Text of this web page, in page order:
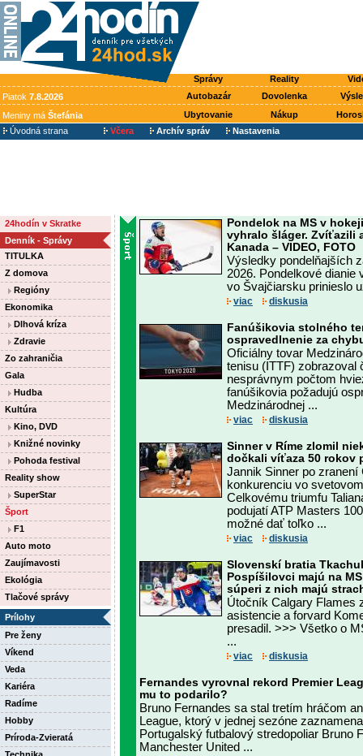
Správy Reality
Piatok 7.8.2026 Autobazár Dovolenka
Meniny má Štefánia Ubytovanie Nákup
Úvodná strana
Včera Archív správ Nastavenia
24hodín v Skratke
Denník - Správy
TITULKA
Z domova
Regióny
Ekonomika
Dlhová kríza
Zdravie
Zo zahraničia
Gala
Hudba
Kultúra
Kino, DVD
Knižné novinky
Pohoda festival
Reality show
SuperStar
Šport
F1
Auto moto
Zaujímavosti
Ekológia
Tlačové správy
Prílohy
Pre ženy
Víkend
Veda
Kariéra
Radíme
Hobby
Príroda-Zvieratá
Pondelok na MS v
vyhralo šláger. Zvíťazili
Kanada – VIDEO, FOTO
Výsledky pondelňajších
2026. Pondelkové dianie
vo Švajčiarsku prinieslo
viac diskusia
Fanúšikovia stolného
ospravedlnenie za
Oficiálny tovar
tenisu (ITTF) zobrazoval
nesprávnym počtom
fanúšikovia požadujú
Medzinárodnej ...
viac diskusia
Sinner v Ríme zlomil
dočkali víťaza 50 rokov
Jannik Sinner po
konkurenciu vo
Celkovému triumfu
podujatí ATP Masters
možné dať toľko ...
viac diskusia
Slovenskí bratia
Pospíšilovci majú na
súperi z nich majú
Útočník Calgary Flames
asistencie a forvard
presadil. >>> Všetko o
...
viac diskusia
Fernandes vyrovnal rekord Premier
mu to podarilo?
Bruno Fernandes sa stal tretím hráčom
League, ktorý v jednej sezóne
Portugalský futbalový stredopoliar Bruno
Manchester United ...